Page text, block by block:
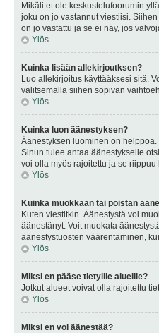
Mikäli et ole keskustelufoorumin
joku on jo vastannut viestiisi.
on jo vastattu ja se ei näy, jos
Ylös
Kuinka lisään allekirjoutksen?
Luo allekirjoitus käyttääksesi sitä.
valitsemalla siihen sopivan
Ylös
Kuinka luon äänestyksen?
Äänestyksen luominen on
Sinun tulee antaa äänestykselle
voi olla myös rajoitettu ja se
Ylös
Kuinka muokkaan tai poistan
Kuten viestitkin. Äänestystä voi
äänestänyt. Voit muokata
äänestystuosten väärentäminen,
Ylös
Miksi en pääse tietyille alueille?
Jotkut alueet voivat olla rajoitettu
Ylös
Miksi en voi äänestää?